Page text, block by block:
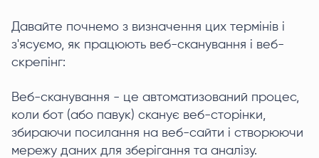
Давайте почнемо з визначення цих термінів і
з'ясуємо, як працюють веб-сканування і веб-
скрепінг:
Веб-сканування - це автоматизований процес,
коли бот (або павук) сканує веб-сторінки,
збираючи посилання на веб-сайти і створюючи
мережу даних для зберігання та аналізу.